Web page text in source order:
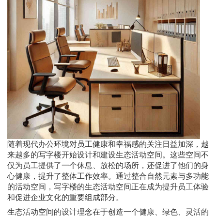
随着现代办公环境对员工健康和幸福感的关注日益加深，越
来越多的写字楼开始设计和建设生态活动空间。这些空间不
仅为员工提供了一个休息、放松的场所，还促进了他们的身
心健康，提升了整体工作效率。通过整合自然元素与多功能
的活动空间，写字楼的生态活动空间正在成为提升员工体验
和促进企业文化的重要组成部分。
生态活动空间的设计理念在于创造一个健康、绿色、灵活的